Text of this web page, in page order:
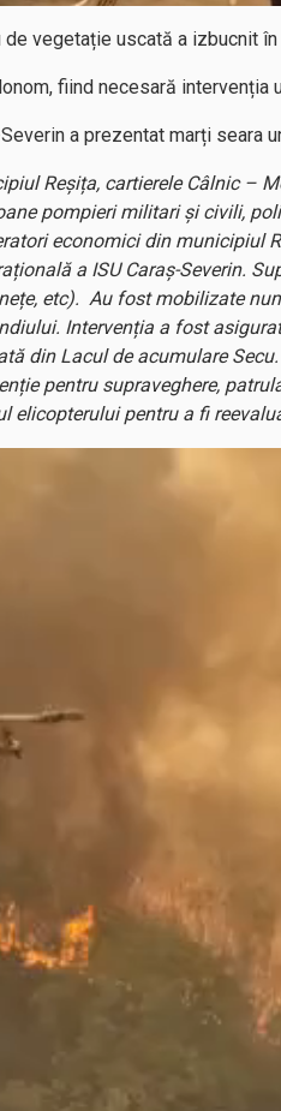
de vegetație uscată a izbucnit
fiind necesară
a prezentat marți seara
Reșița, cartierele Câlnic –
pompieri militari și civili,
economici din
a ISU Caraș-Severin.
etc). Au fost mobilizate
Intervenția a fost
din Lacul de acumulare
pentru supraveghere,
elicopterului pentru a fi